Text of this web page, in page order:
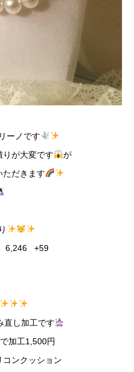
ーノです
が大変です
が
ただきます
+59
直し加工です
加工1,500円
ンクッション